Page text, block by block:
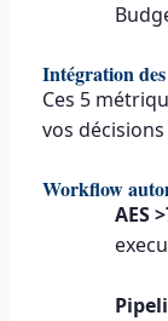
Intégration
Ces 5
vos
Workflow
AES